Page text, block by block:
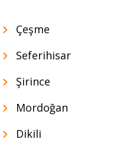
Çeşme
Seferihisar
Şirince
Mordoğan
Dikili